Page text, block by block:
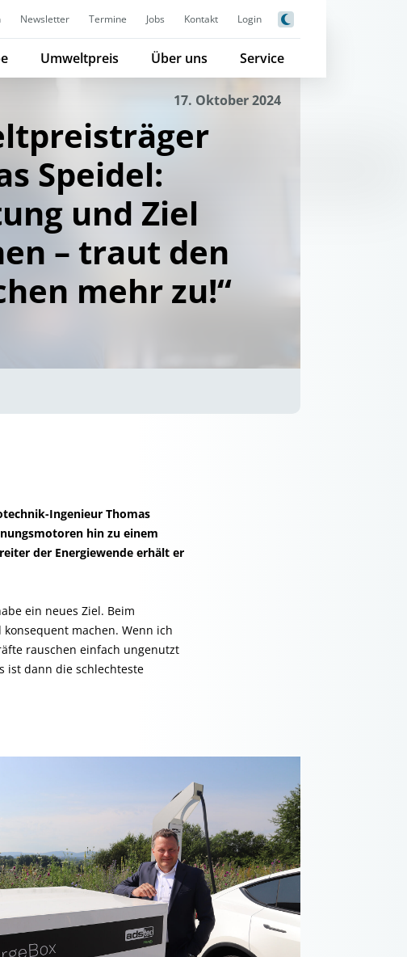
Newsletter Termine Jobs Kontakt Login
Umweltpreis Über uns Service
17. Oktober 2024
Speidel:
und Ziel
– traut den
mehr zu!“
Ingenieur Thomas
hin zu einem
der Energiewende erhält er
ein neues Ziel. Beim
machen. Wenn ich
rauschen einfach ungenutzt
ist dann die schlechteste